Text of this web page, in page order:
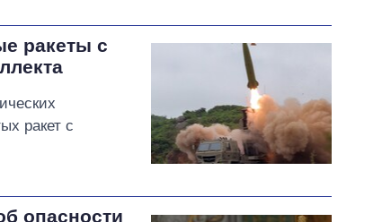
ракеты с
ракет с
опасности